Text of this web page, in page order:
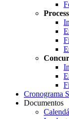
Cronograma
Documentos